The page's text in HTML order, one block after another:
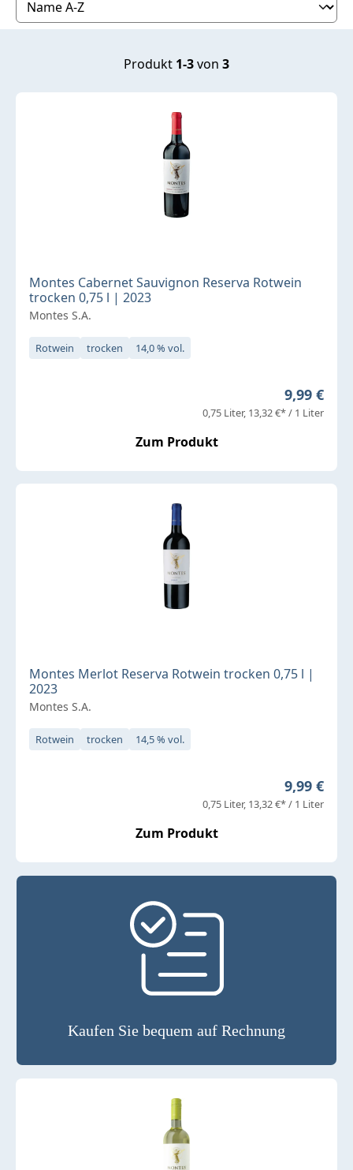
Produkt 1-3von 3
Montes Cabernet Sauvignon Reserva Rotwein
trocken 0,75 l | 2023
Montes S.A.
Rotwein trocken 14,0 % vol.
Regulärer
9,99 €
0,75 Liter 13,32 €* / 1 Liter
Zum Produkt
Montes Merlot Reserva Rotwein trocken 0,75 l |
2023
Montes S.A.
Rotwein trocken 14,5 % vol.
Regulärer
9,99 €
0,75 Liter 13,32 €* / 1 Liter
Zum Produkt
Kaufen Sie bequem auf Rechnung